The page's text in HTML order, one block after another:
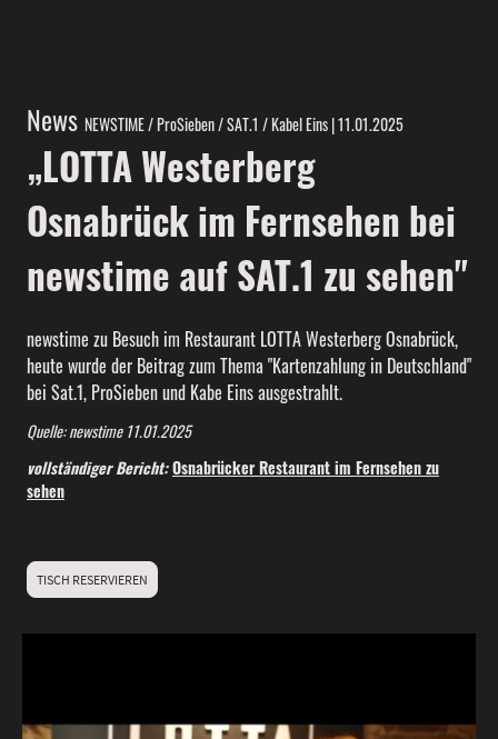
News NEWSTIME / ProSieben / SAT.1 / Kabel Eins | 11.01.2025
„LOTTA Westerberg
Osnabrück im Fernsehen bei
newstime auf SAT.1 zu sehen"
newstime zu Besuch im Restaurant LOTTA Westerberg Osnabrück,
heute wurde der Beitrag zum Thema "Kartenzahlung in Deutschland"
bei Sat.1, ProSieben und Kabe Eins ausgestrahlt.
Quelle: newstime 11.01.2025
vollständiger Bericht:Osnabrücker Restaurant im Fernsehen zu
sehen
TISCH RESERVIEREN